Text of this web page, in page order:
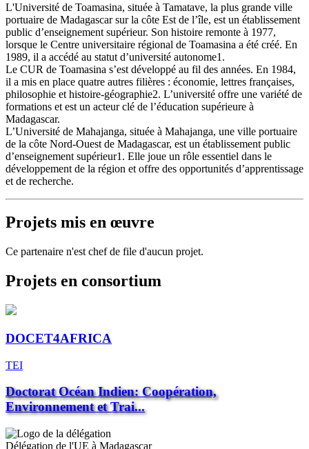
L'Université de Toamasina, située à Tamatave, la plus grande ville
portuaire de Madagascar sur la côte Est de l’île, est un établissement
public d’enseignement supérieur. Son histoire remonte à 1977,
lorsque le Centre universitaire régional de Toamasina a été créé. En
1989, il a accédé au statut d’université autonome1.
Le CUR de Toamasina s’est développé au fil des années. En 1984,
il a mis en place quatre autres filières : économie, lettres françaises,
philosophie et histoire-géographie2. L’université offre une variété de
formations et est un acteur clé de l’éducation supérieure à
Madagascar.
L’Université de Mahajanga, située à Mahajanga, une ville portuaire
de la côte Nord-Ouest de Madagascar, est un établissement public
d’enseignement supérieur1. Elle joue un rôle essentiel dans le
développement de la région et offre des opportunités d’apprentissage
et de recherche.
Projets mis en œuvre
Ce partenaire n'est chef de file d'aucun projet.
Projets en consortium
DOCET4AFRICA
TEI
Doctorat Océan Indien: Coopération,
Environnement et Trai...
Délégation de l'UE à Madagascar